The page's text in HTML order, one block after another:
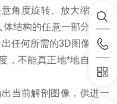
角度旋转、放大缩小察
结构的任意一部分，一
任何所需的3D图像，传
，不能真正地*地自由控
当前解剖图像，供进一